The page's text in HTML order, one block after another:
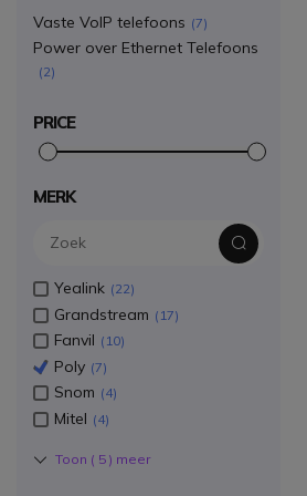
Vaste VoIP telefoons 7
Power over Ethernet Telefoons
2
PRICE
MERK
Yealink 22
Grandstream 17
Fanvil 10
Poly 7
Snom 4
Mitel 4
Toon ( 5 ) meer